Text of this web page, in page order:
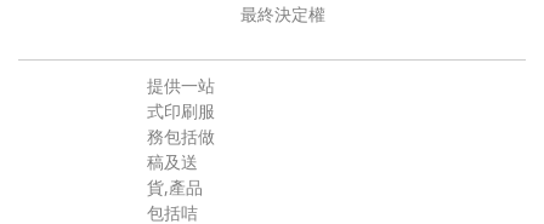
最終決定權
提供一站
式印刷服
務包括做
稿及送
貨,產品
包括咭